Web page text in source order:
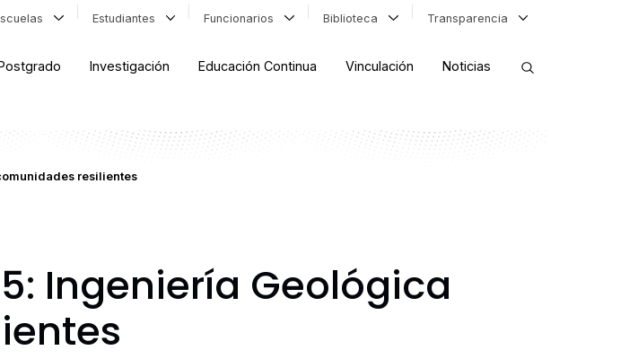
Estudiantes Funcionarios Biblioteca Transparencia
Investigación Educación Continua Vinculación Noticias
resilientes
Ingeniería Geológica